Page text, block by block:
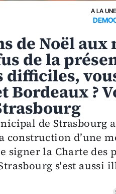
A LA
de Noël
de la
Bordeaux ?
de Strasbourg
construction d’une
signer la Charte des
s'est aussi